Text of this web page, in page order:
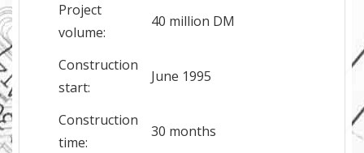
Project
volume:
40 million DM
Construction
start:
June 1995
Construction
time:
30 months